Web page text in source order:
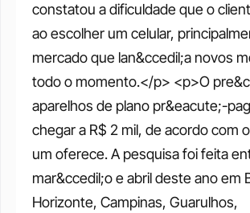
constatou a dificuldade que o
ao escolher um celular,
mercado que lan&ccedil;a novos
todo o momento.</p> <p>O
aparelhos de plano pr&eacute;-
chegar a R$ 2 mil, de acordo com
um oferece. A pesquisa foi feita
mar&ccedil;o e abril deste ano em
Horizonte, Campinas, Guarulhos,